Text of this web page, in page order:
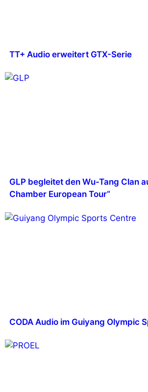
TT+ Audio erweitert GTX-Serie
GLP begleitet den Wu-Tang Clan
Chamber European Tour“
CODA Audio im Guiyang Olympic